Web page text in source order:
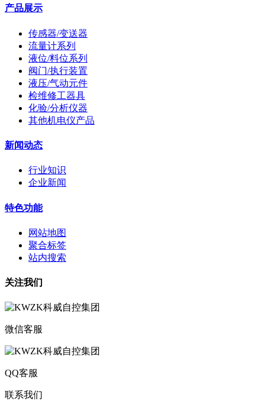
产品展示
传感器/变送器
流量计系列
液位/料位系列
阀门/执行装置
液压/气动元件
检维修工器具
化验/分析仪器
其他机电仪产品
新闻动态
行业知识
企业新闻
特色功能
网站地图
聚合标签
站内搜索
关注我们
微信客服
QQ客服
联系我们